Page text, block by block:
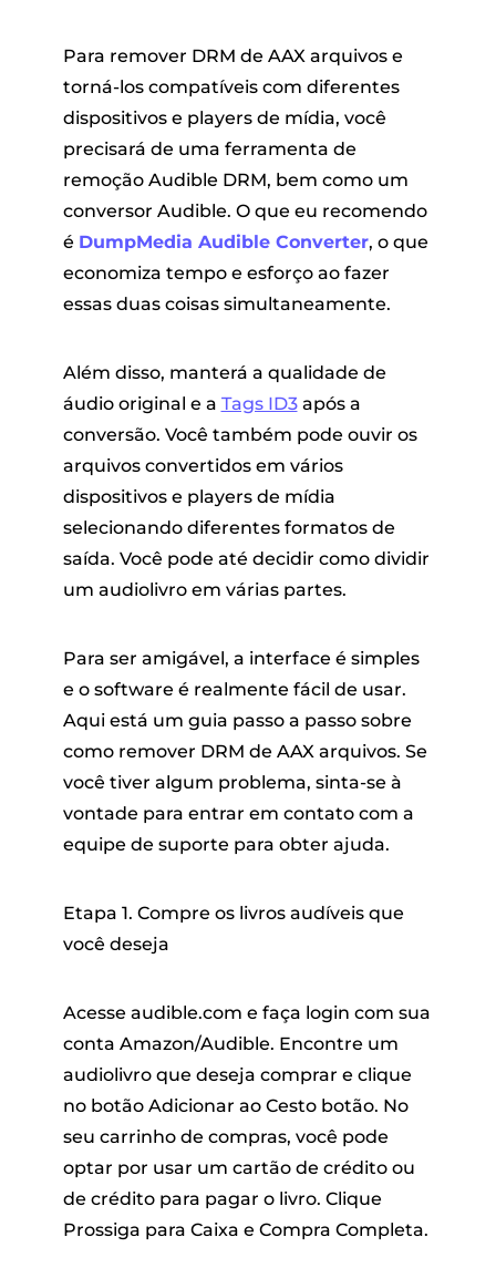
Para remover DRM de AAX arquivos e
torná-los compatíveis com diferentes
dispositivos e players de mídia, você
precisará de uma ferramenta de
remoção Audible DRM, bem como um
conversor Audible. O que eu recomendo
é DumpMedia Audible Converter, o que
economiza tempo e esforço ao fazer
essas duas coisas simultaneamente.
Além disso, manterá a qualidade de
áudio original e a Tags ID3após a
conversão. Você também pode ouvir os
arquivos convertidos em vários
dispositivos e players de mídia
selecionando diferentes formatos de
saída. Você pode até decidir como dividir
um audiolivro em várias partes.
Para ser amigável, a interface é simples
e o software é realmente fácil de usar.
Aqui está um guia passo a passo sobre
como remover DRM de AAX arquivos. Se
você tiver algum problema, sinta-se à
vontade para entrar em contato com a
equipe de suporte para obter ajuda.
Etapa 1. Compre os livros audíveis que
você deseja
Acesse audible.com e faça login com sua
conta Amazon/Audible. Encontre um
audiolivro que deseja comprar e clique
no botão Adicionar ao Cestobotão. No
seu carrinho de compras, você pode
optar por usar um cartão de crédito ou
de crédito para pagar o livro. Clique
Prossiga para Caixa e Compra Completa.